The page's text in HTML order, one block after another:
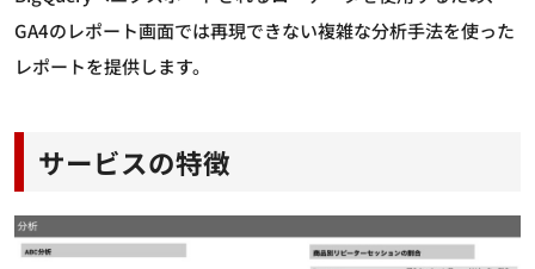
GA4のレポート画面では再現できない複雑な分析手法を使った
レポートを提供します。
サービスの特徴